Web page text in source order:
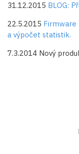
31.12.2015 BLOG:
22.5.2015 Firmware
a výpočet statistik.
7.3.2014 Nový